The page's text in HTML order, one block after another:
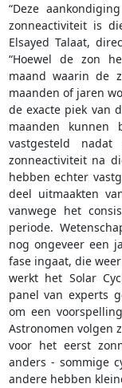
“Deze
zonneactiviteit is
Elsayed Talaat,
“Hoewel de zon
maand waarin de
maanden of jaren
de exacte piek van
maanden kunnen
vastgesteld
zonneactiviteit na
hebben echter
deel uitmaakten
vanwege het
periode.
nog ongeveer een
fase ingaat, die
werkt het Solar
panel van experts
om een
Astronomen volgen
voor het eerst
anders - sommige
andere hebben